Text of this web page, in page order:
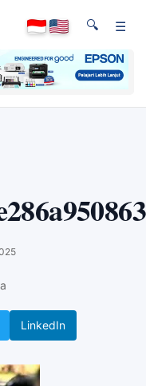
🔍 ☰
LinkedIn